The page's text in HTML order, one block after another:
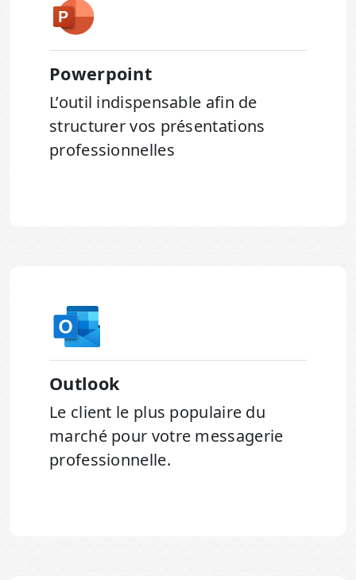
Powerpoint
L’outil indispensable afin de
structurer vos présentations
professionnelles
Outlook
Le client le plus populaire du
marché pour votre messagerie
professionnelle.